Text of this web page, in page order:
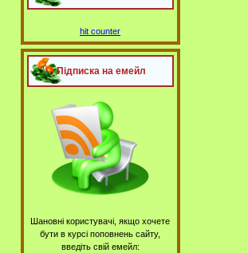
hit counter
Підписка на емейл
Шановні користувачі, якщо хочете
бути в курсі поповнень сайту,
введіть свій емейл: